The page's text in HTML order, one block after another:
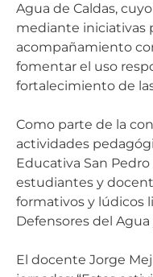
Agua de Caldas,
mediante iniciativas
acompañamiento
fomentar el uso
fortalecimiento de
Como parte de la
actividades
Educativa San
estudiantes y
formativos y lúdicos
Defensores del
El docente Jorge